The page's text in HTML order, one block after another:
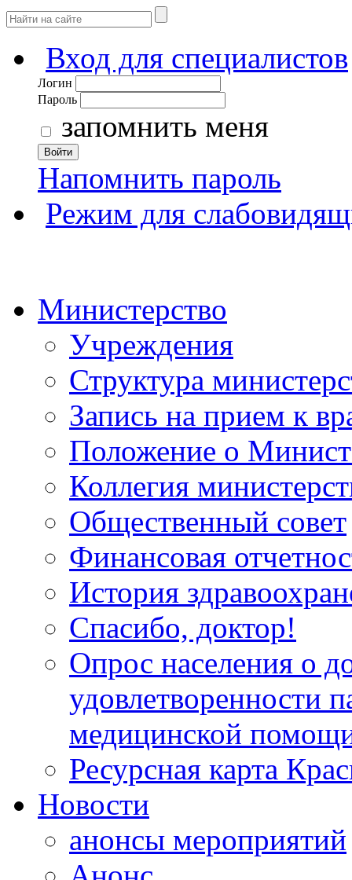
Вход для специалистов
Логин
Пароль
запомнить меня
Войти
Напомнить пароль
Режим для
Министерство
Учреждения
Структура
Запись на прием к
Положение о
Коллегия
Общественный совет
Финансовая
История
Спасибо, доктор!
Опрос населения о
удовлетворенности
медицинской
Ресурсная карта
Новости
анонсы мероприятий